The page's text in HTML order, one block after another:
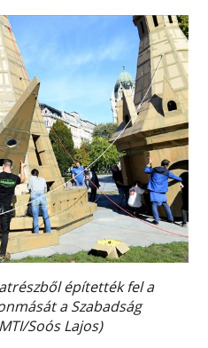
építették fel a
a Szabadság
Soós Lajos)